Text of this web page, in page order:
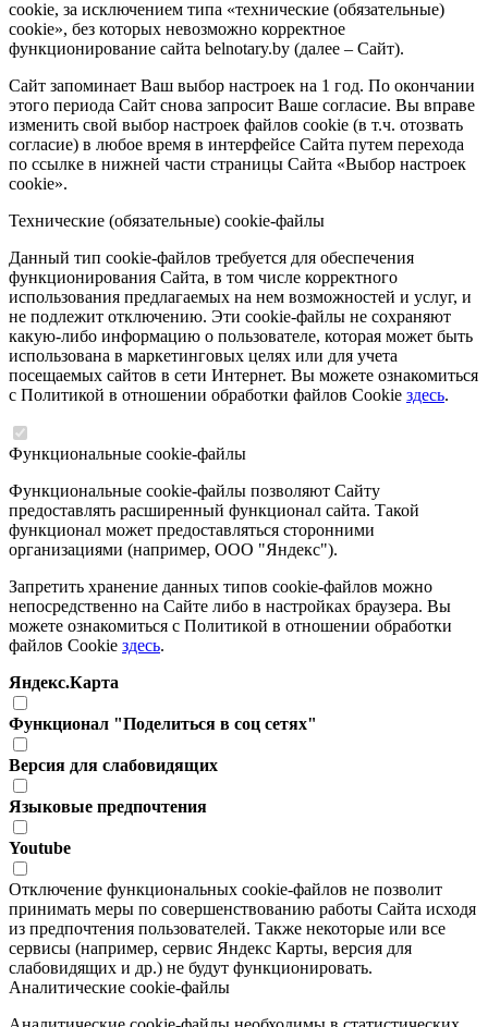
cookie, за исключением типа «технические (обязательные)
cookie», без которых невозможно корректное
функционирование сайта belnotary.by (далее – Сайт).
Сайт запоминает Ваш выбор настроек на 1 год. По окончании
этого периода Сайт снова запросит Ваше согласие. Вы вправе
изменить свой выбор настроек файлов cookie (в т.ч. отозвать
согласие) в любое время в интерфейсе Сайта путем перехода
по ссылке в нижней части страницы Сайта «Выбор настроек
cookie».
Технические (обязательные) cookie-файлы
Данный тип cookie-файлов требуется для обеспечения
функционирования Сайта, в том числе корректного
использования предлагаемых на нем возможностей и услуг, и
не подлежит отключению. Эти cookie-файлы не сохраняют
какую-либо информацию о пользователе, которая может быть
использована в маркетинговых целях или для учета
посещаемых сайтов в сети Интернет. Вы можете ознакомиться
с Политикой в отношении обработки файлов Cookie здесь.
Функциональные cookie-файлы
Функциональные cookie-файлы позволяют Сайту
предоставлять расширенный функционал сайта. Такой
функционал может предоставляться сторонними
организациями (например, ООО "Яндекс").
Запретить хранение данных типов cookie-файлов можно
непосредственно на Сайте либо в настройках браузера. Вы
можете ознакомиться с Политикой в отношении обработки
файлов Cookie здесь.
Яндекс.Карта
Функционал "Поделиться в соц сетях"
Версия для слабовидящих
Языковые предпочтения
Youtube
Отключение функциональных cookie-файлов не позволит
принимать меры по совершенствованию работы Сайта исходя
из предпочтения пользователей. Также некоторые или все
сервисы (например, сервис Яндекс Карты, версия для
слабовидящих и др.) не будут функционировать.
Аналитические cookie-файлы